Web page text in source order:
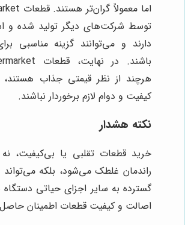
توسط شرکت‌های دیگر تولید شده و
دارند و می‌توانند گزینه مناسبی
هرچند از نظر قیمتی جذاب
کیفیت و دوام لازم برخوردار نباشند.
نکته هشدار
خرید قطعات تقلبی یا بی‌کیفیت،
راندمان غلطک می‌شود، بلکه
گسترده به سایر اجزای حیاتی دستگاه
اصالت و کیفیت قطعات اطمینان